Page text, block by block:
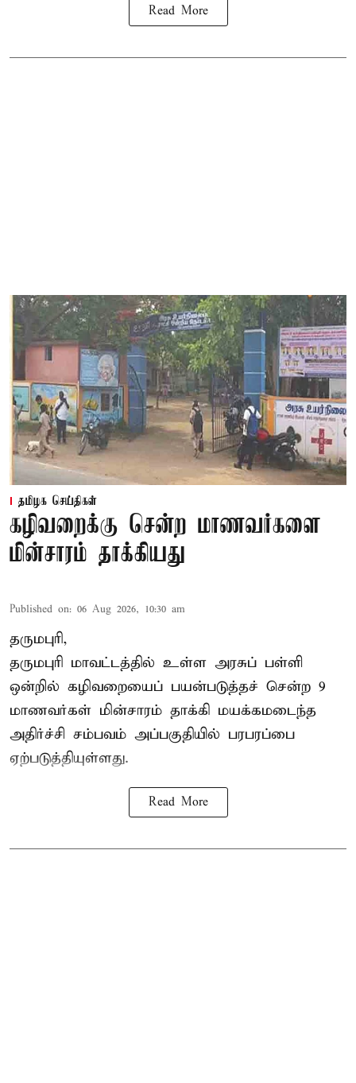
Read More
தமிழக செய்திகள்
கழிவறைக்கு சென்ற மாணவர்களை
மின்சாரம் தாக்கியது
Published on: 06 Aug 2026, 10:30 am
தருமபுரி,
தருமபுரி மாவட்டத்தில் உள்ள அரசுப் பள்ளி
ஒன்றில் கழிவறையைப் பயன்படுத்தச் சென்ற 9
மாணவர்கள் மின்சாரம் தாக்கி மயக்கமடைந்த
அதிர்ச்சி சம்பவம் அப்பகுதியில் பரபரப்பை
ஏற்படுத்தியுள்ளது.
Read More